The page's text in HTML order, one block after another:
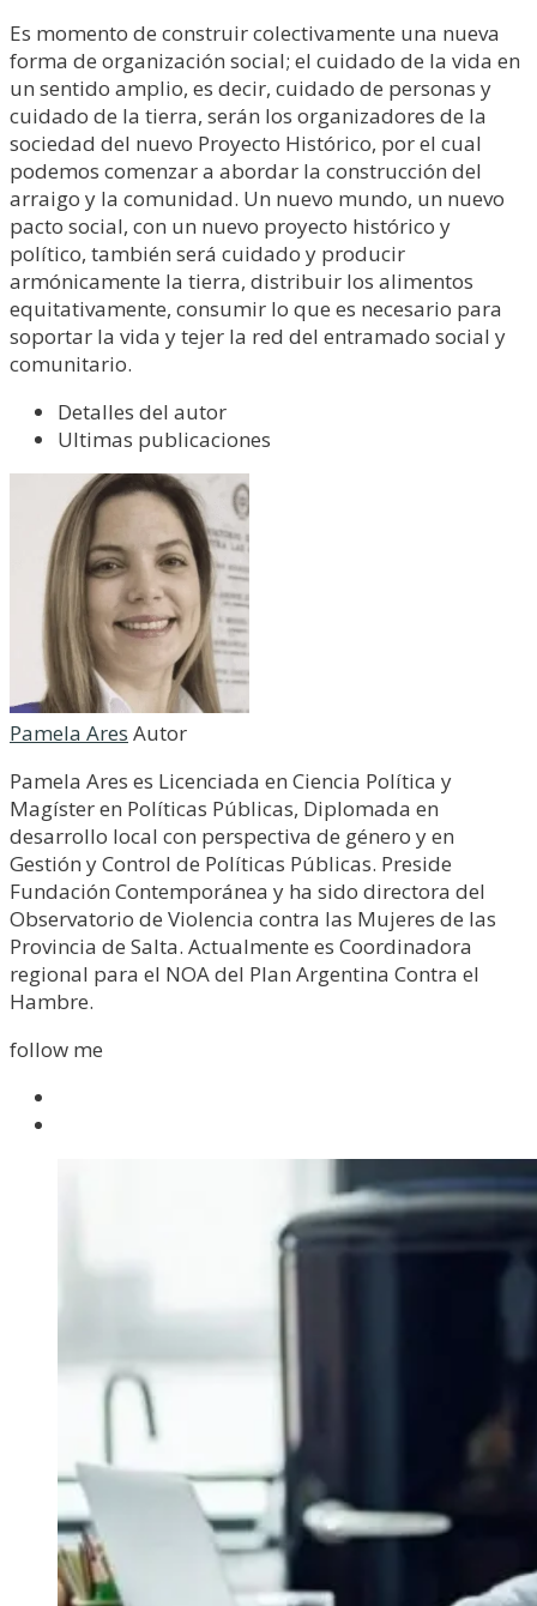
Es momento de construir colectivamente una nueva
forma de organización social; el cuidado de la vida en
un sentido amplio, es decir, cuidado de personas y
cuidado de la tierra, serán los organizadores de la
sociedad del nuevo Proyecto Histórico, por el cual
podemos comenzar a abordar la construcción del
arraigo y la comunidad. Un nuevo mundo, un nuevo
pacto social, con un nuevo proyecto histórico y
político, también será cuidado y producir
armónicamente la tierra, distribuir los alimentos
equitativamente, consumir lo que es necesario para
soportar la vida y tejer la red del entramado social y
comunitario.
Detalles del autor
Ultimas publicaciones
Pamela Ares Autor
Pamela Ares es Licenciada en Ciencia Política y
Magíster en Políticas Públicas, Diplomada en
desarrollo local con perspectiva de género y en
Gestión y Control de Políticas Públicas. Preside
Fundación Contemporánea y ha sido directora del
Observatorio de Violencia contra las Mujeres de las
Provincia de Salta. Actualmente es Coordinadora
regional para el NOA del Plan Argentina Contra el
Hambre.
follow me